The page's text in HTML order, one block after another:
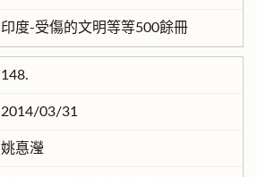
印度-受傷的文明等等500餘冊
148.
2014/03/31
姚惪瀅